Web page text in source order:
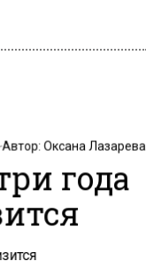
Автор:Оксана Лазарева
года